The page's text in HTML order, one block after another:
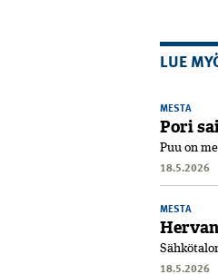
LUE
MESTA
Pori
Puu on
18.5.2026
MESTA
18.5.2026